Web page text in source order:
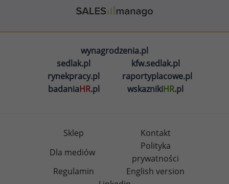
wynagrodzenia.pl
sedlak.pl
kfw.sedlak.pl
rynekpracy.pl
raportyplacowe.pl
badaniaHR.pl wskaznikiHR.pl
Sklep
Kontakt
Dla mediów
Polityka
prywatności
Regulamin
English version